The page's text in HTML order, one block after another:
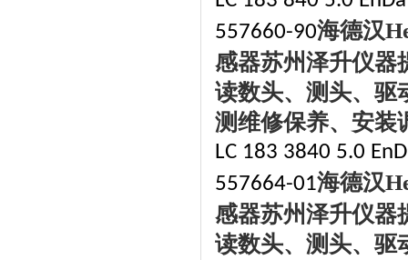
557660-90海德汉
感器苏州泽升仪器
读数头、测头、驱
测维修保养、安装
LC 183 3840 5.0
557664-01海德汉
感器苏州泽升仪器
读数头、测头、驱